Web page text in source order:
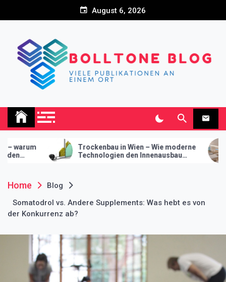
August 6, 2026
Bolltone Blog
in Wien – Wie moderne
den Innenausbau
Innovative
Trockenbau –
modernes Design
Home
Blog
Somatodrol vs. Andere Supplements: Was hebt es von
der Konkurrenz ab?